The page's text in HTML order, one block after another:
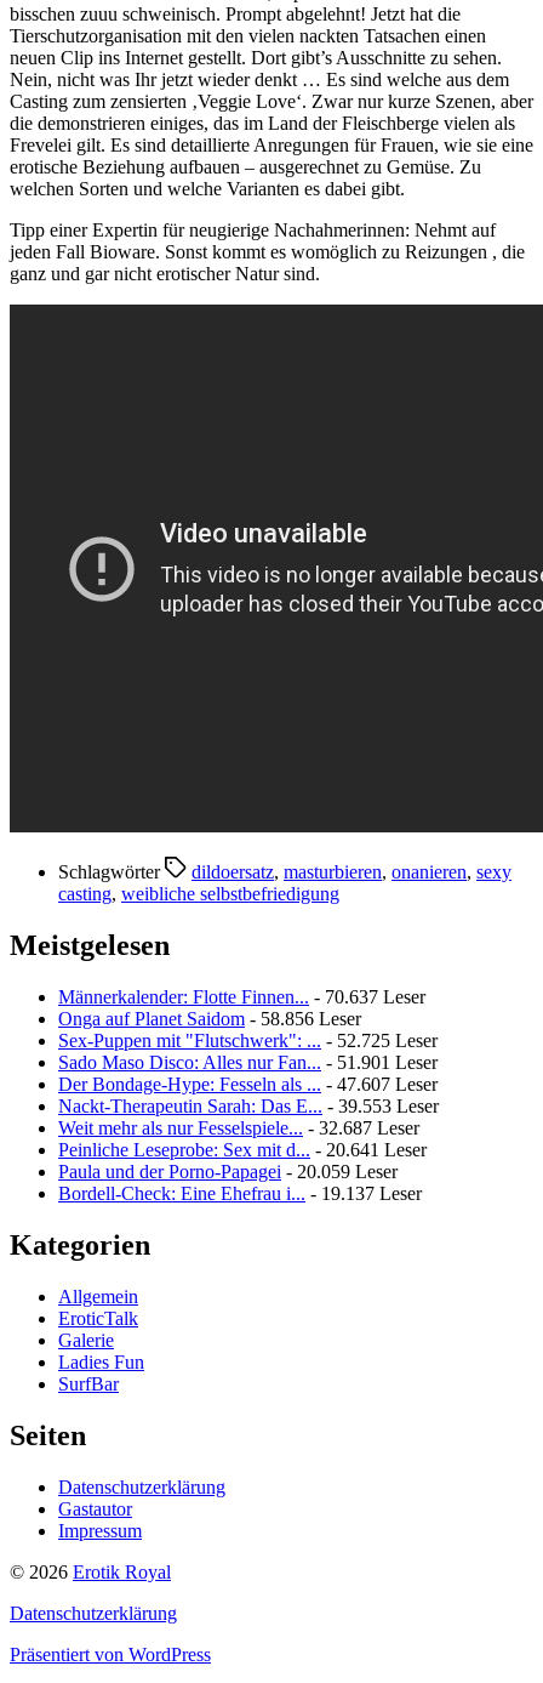
bisschen zuuu schweinisch. Prompt abgelehnt! Jetzt hat die
Tierschutzorganisation mit den vielen nackten Tatsachen einen
neuen Clip ins Internet gestellt. Dort gibt’s Ausschnitte zu sehen.
Nein, nicht was Ihr jetzt wieder denkt … Es sind welche aus dem
Casting zum zensierten ‚Veggie Love‘. Zwar nur kurze Szenen, aber
die demonstrieren einiges, das im Land der Fleischberge vielen als
Frevelei gilt. Es sind detaillierte Anregungen für Frauen, wie sie eine
erotische Beziehung aufbauen – ausgerechnet zu Gemüse. Zu
welchen Sorten und welche Varianten es dabei gibt.
Tipp einer Expertin für neugierige Nachahmerinnen: Nehmt auf
jeden Fall Bioware. Sonst kommt es womöglich zu Reizungen , die
ganz und gar nicht erotischer Natur sind.
Schlagwörter dildoersatz, masturbieren, onanieren, sexy
casting, weibliche selbstbefriedigung
Meistgelesen
Männerkalender: Flotte Finnen... - 70.637 Leser
Onga auf Planet Saidom - 58.856 Leser
Sex-Puppen mit "Flutschwerk": ... - 52.725 Leser
Sado Maso Disco: Alles nur Fan... - 51.901 Leser
Der Bondage-Hype: Fesseln als ... - 47.607 Leser
Nackt-Therapeutin Sarah: Das E... - 39.553 Leser
Weit mehr als nur Fesselspiele... - 32.687 Leser
Peinliche Leseprobe: Sex mit d... - 20.641 Leser
Paula und der Porno-Papagei - 20.059 Leser
Bordell-Check: Eine Ehefrau i... - 19.137 Leser
Kategorien
Allgemein
EroticTalk
Galerie
Ladies Fun
SurfBar
Seiten
Datenschutzerklärung
Gastautor
Impressum
© 2026 Erotik Royal
Datenschutzerklärung
Präsentiert von WordPress